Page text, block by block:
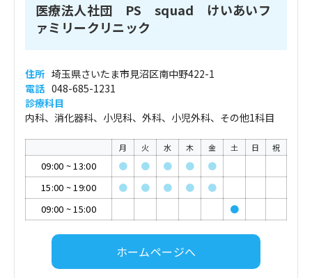
医療法人社団 PS squad けいあいフ
ァミリークリニック
住所 埼玉県さいたま市見沼区南中野422-1
電話 048-685-1231
診療科目
内科、消化器科、小児科、外科、小児外科、その他1科目
月 火 水 木 金 土 日 祝
09:00 ~13:00 ● ● ● ●
●
15:00 ~19:00 ● ● ● ●
●
09:00 ~15:00 ●
ホームページへ